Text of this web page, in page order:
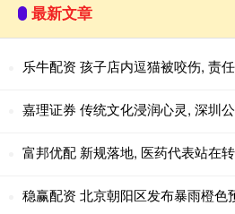
最新文章
乐牛配资 孩子店内逗猫被咬伤, 责
嘉理证券 传统文化浸润心灵, 深圳
富邦优配 新规落地, 医药代表站在
稳赢配资 北京朝阳区发布暴雨橙色